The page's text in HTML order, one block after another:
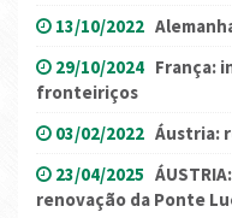
13/10/2022
29/10/2024 França:
fronteiriços
03/02/2022 Áustria:
23/04/2025
renovação da Ponte